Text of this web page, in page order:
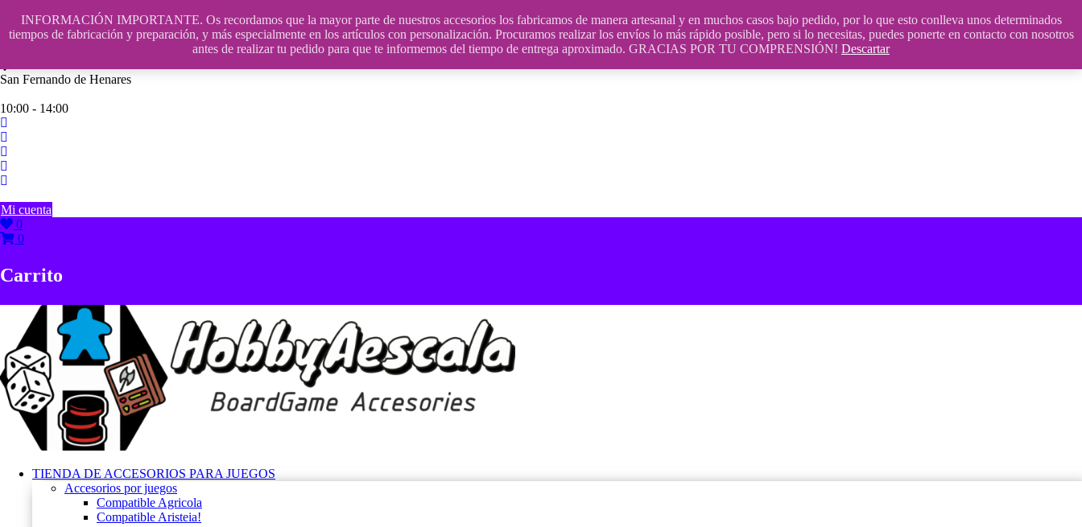
INFORMACIÓN IMPORTANTE. Os recordamos que la mayor parte de nuestros accesorios los fabricamos de manera artesanal y en muchos casos bajo pedido, por lo que esto conlleva unos determinados
tiempos de fabricación y preparación, y más especialmente en los artículos con personalización. Procuramos realizar los envíos lo más rápido posible, pero si lo necesitas, puedes ponerte en contacto con nosotros
antes de realizar tu pedido para que te informemos del tiempo de entrega aproximado. GRACIAS POR TU COMPRENSIÓN! Descartar
contenido
609241475 SOLO DE 10:00 a 14:00
San Fernando de Henares
10:00 - 14:00
Mi cuenta
0
0
Carrito
TIENDA DE ACCESORIOS PARA JUEGOS
Accesorios por juegos
Compatible Agricola
Compatible Aristeia!